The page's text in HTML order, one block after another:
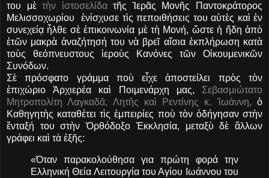
του μὲτὴν ἱστοσελίδατῆς Ἱερᾶς Μονῆς Παντοκράτορος
Μελισσοχωρίου ἐνίσχυσε τὶς πεποιθήσεις του αὐτὲς καὶ ἐν
συνεχείᾳ ἦλθε σὲ ἐπικοινωνία μὲ τὴ Μονή, ὥστε ἡ ἤδη ἀπὸ
ἐτῶν μακρὰ ἀναζήτησή του νὰ βρεῖ αἴσια ἐκπλήρωση κατὰ
τοὺς θεόπνευστους ἱεροὺς Κανόνες τῶν Οἰκουμενικῶν
Συνόδων.
Σὲ πρόσφατο γράμμα ποὺ εἶχε ἀποστείλει πρὸς τὸν
ἐπιχώριο Ἀρχιερέα καὶ Ποιμενάρχη μας, Σεβασμιώτατο
Μητροπολίτη Λαγκαδᾶ, Λητῆς καὶ Ρεντίνης κ. Ἰωάννη, ὁ
Καθηγητὴς καταθέτει τὶς ἐμπειρίες ποὺ τὸν ὁδήγησαν στὴν
ἔνταξή του στὴν Ὀρθόδοξο Ἐκκλησία, μεταξὺ δὲ ἄλλων
γράφει καὶ τὰ ἑξῆς:
«Όταν παρακολούθησα για πρώτη φορά την
Ελληνική Θεία Λειτουργία του Αγίου Ιωάννου του